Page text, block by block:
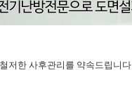
저한 사후관리를 약속드립니다